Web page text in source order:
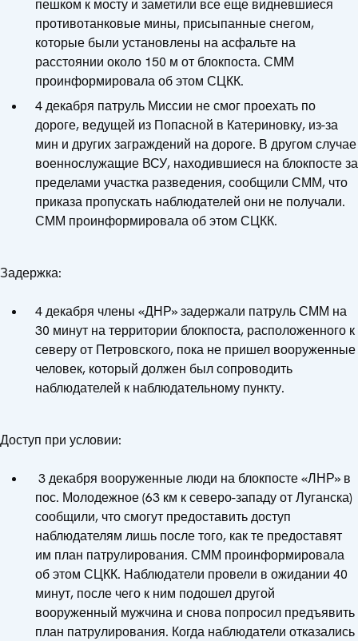
пешком к мосту и заметили все еще видневшиеся
противотанковые мины, присыпанные снегом,
которые были установлены на асфальте на
расстоянии около 150 м от блокпоста. СММ
проинформировала об этом СЦКК.
4 декабря патруль Миссии не смог проехать по
дороге, ведущей из Попасной в Катериновку, из-за
мин и других заграждений на дороге. В другом случае
военнослужащие ВСУ, находившиеся на блокпосте за
пределами участка разведения, сообщили СММ, что
приказа пропускать наблюдателей они не получали.
СММ проинформировала об этом СЦКК.
Задержка:
4 декабря члены «ДНР» задержали патруль СММ на
30 минут на территории блокпоста, расположенного к
северу от Петровского, пока не пришел вооруженные
человек, который должен был сопроводить
наблюдателей к наблюдательному пункту.
Доступ при условии:
3 декабря вооруженные люди на блокпосте «ЛНР» в
пос. Молодежное (63 км к северо-западу от Луганска)
сообщили, что смогут предоставить доступ
наблюдателям лишь после того, как те предоставят
им план патрулирования. СММ проинформировала
об этом СЦКК. Наблюдатели провели в ожидании 40
минут, после чего к ним подошел другой
вооруженный мужчина и снова попросил предъявить
план патрулирования. Когда наблюдатели отказались